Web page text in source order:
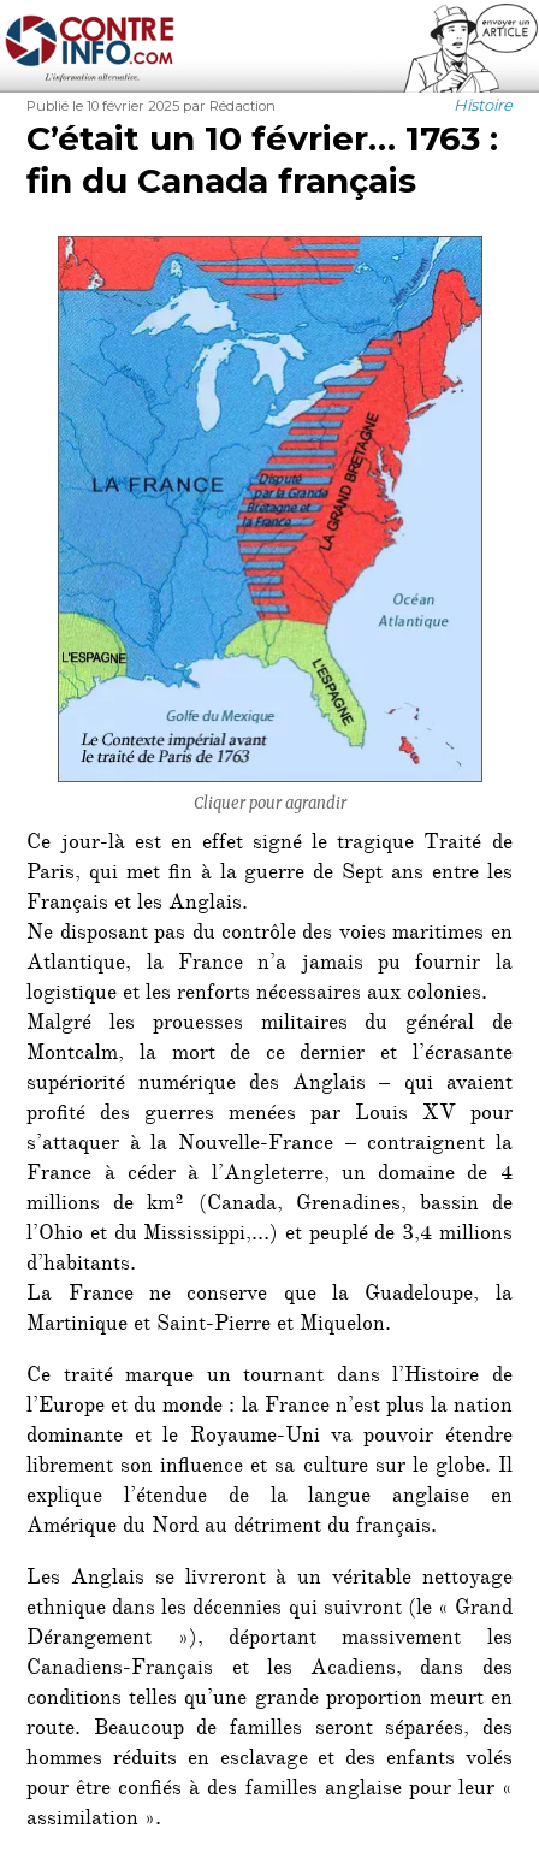
Contre-Info
Publié
le
Publié le 10 février 2025 Auteur
par Rédaction Catégories
Histoire
C’était un 10 février… 1763 :
fin du Canada français
Cliquer pour agrandir
Ce jour-là est en effet signé le tragique Traité de
Paris, qui met fin à la guerre de Sept ans entre les
Français et les Anglais.
Ne disposant pas du contrôle des voies maritimes en
Atlantique, la France n’a jamais pu fournir la
logistique et les renforts nécessaires aux colonies.
Malgré les prouesses militaires du général de
Montcalm, la mort de ce dernier et l’écrasante
supériorité numérique des Anglais – qui avaient
profité des guerres menées par Louis XV pour
s’attaquer à la Nouvelle-France – contraignent la
France à céder à l’Angleterre, un domaine de 4
millions de km² (Canada, Grenadines, bassin de
l’Ohio et du Mississippi,…) et peuplé de 3,4 millions
d’habitants.
La France ne conserve que la Guadeloupe, la
Martinique et Saint-Pierre et Miquelon.
Ce traité marque un tournant dans l’Histoire de
l’Europe et du monde : la France n’est plus la nation
dominante et le Royaume-Uni va pouvoir étendre
librement son influence et sa culture sur le globe. Il
explique l’étendue de la langue anglaise en
Amérique du Nord au détriment du français.
Les Anglais se livreront à un véritable nettoyage
ethnique dans les décennies qui suivront (le « Grand
Dérangement »), déportant massivement les
Canadiens-Français et les Acadiens, dans des
conditions telles qu’une grande proportion meurt en
route. Beaucoup de familles seront séparées, des
hommes réduits en esclavage et des enfants volés
pour être confiés à des familles anglaise pour leur «
assimilation ».